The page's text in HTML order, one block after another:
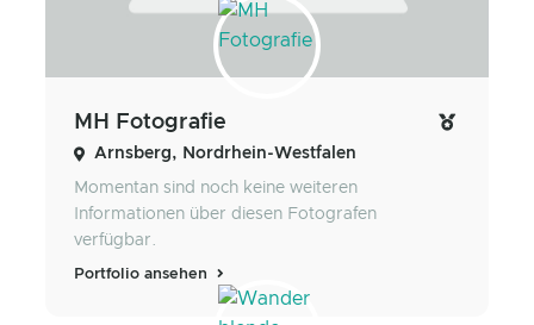
MH Fotografie
Arnsberg, Nordrhein-Westfalen
Momentan sind noch keine weiteren
Informationen über diesen Fotografen
verfügbar.
Portfolio ansehen